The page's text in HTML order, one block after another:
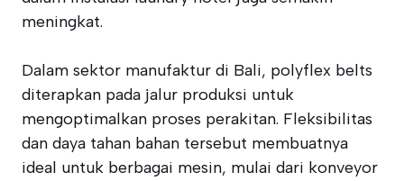
meningkat.
Dalam sektor manufaktur di Bali, polyflex belts
diterapkan pada jalur produksi untuk
mengoptimalkan proses perakitan. Fleksibilitas
dan daya tahan bahan tersebut membuatnya
ideal untuk berbagai mesin, mulai dari konveyor